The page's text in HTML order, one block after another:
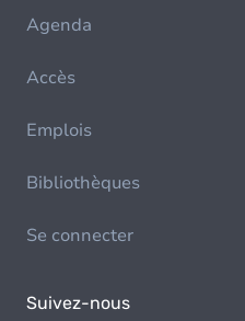
Agenda
Accès
Emplois
Bibliothèques
Se connecter
Suivez-nous